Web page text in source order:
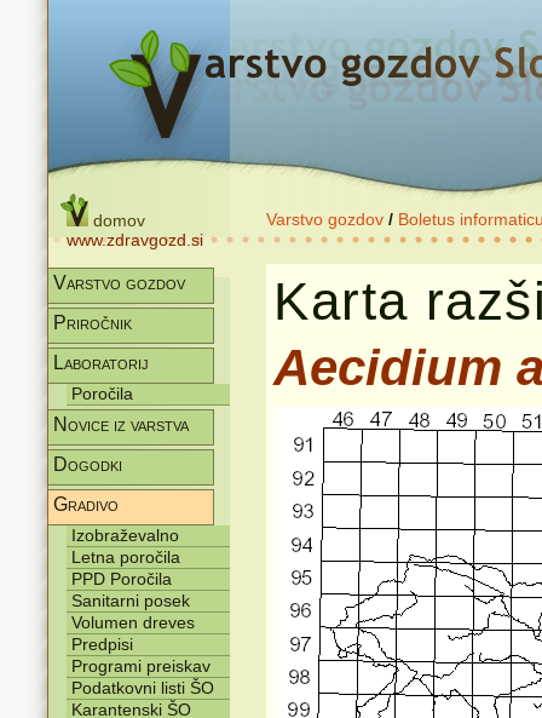
domov
www.zdravgozd.si
Varstvo gozdov / Boletus
Varstvo gozdov
Priročnik
Laboratorij
Poročila
Novice iz varstva
Dogodki
Gradivo
Izobraževalno
Letna poročila
PPD Poročila
Sanitarni posek
Volumen dreves
Predpisi
Programi preiskav
Podatkovni listi ŠO
Karantenski ŠO
Karta
Aecidium